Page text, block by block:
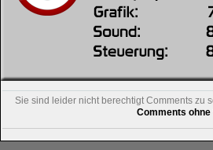
Sie sind leider nicht berechtigt Comments zu
Comments